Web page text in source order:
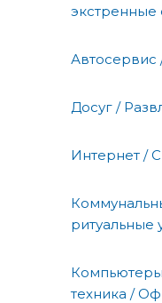
экстренные
Автосервис
Досуг /
Интернет /
ритуальные
техника /